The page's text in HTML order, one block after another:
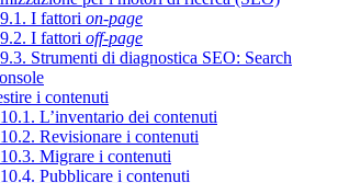
I fattori on-page
I fattori off-page
Strumenti di diagnostica SEO: Search
i contenuti
L’inventario dei contenuti
Revisionare i contenuti
Migrare i contenuti
Pubblicare i contenuti